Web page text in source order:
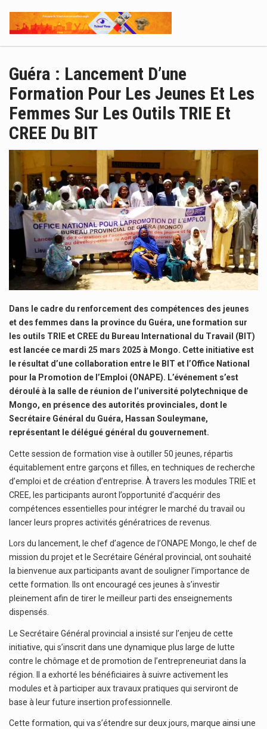
Guéra : Lancement D’une
Formation Pour Les Jeunes Et Les
Femmes Sur Les Outils TRIE Et
CREE Du BIT
Dans le cadre du renforcement des compétences des jeunes
et des femmes dans la province du Guéra, une formation sur
les outils TRIE et CREE du Bureau International du Travail (BIT)
est lancée ce mardi 25 mars 2025 à Mongo. Cette initiative est
le résultat d’une collaboration entre le BIT et l’Office National
pour la Promotion de l’Emploi (ONAPE). L’événement s’est
déroulé à la salle de réunion de l’université polytechnique de
Mongo, en présence des autorités provinciales, dont le
Secrétaire Général du Guéra, Hassan Souleymane,
représentant le délégué général du gouvernement.
Cette session de formation vise à outiller 50 jeunes, répartis
équitablement entre garçons et filles, en techniques de recherche
d’emploi et de création d’entreprise. À travers les modules TRIE et
CREE, les participants auront l’opportunité d’acquérir des
compétences essentielles pour intégrer le marché du travail ou
lancer leurs propres activités génératrices de revenus.
Lors du lancement, le chef d’agence de l’ONAPE Mongo, le chef de
mission du projet et le Secrétaire Général provincial, ont souhaité
la bienvenue aux participants avant de souligner l’importance de
cette formation. Ils ont encouragé ces jeunes à s’investir
pleinement afin de tirer le meilleur parti des enseignements
dispensés.
Le Secrétaire Général provincial a insisté sur l’enjeu de cette
initiative, qui s’inscrit dans une dynamique plus large de lutte
contre le chômage et de promotion de l’entrepreneuriat dans la
région. Il a exhorté les bénéficiaires à suivre activement les
modules et à participer aux travaux pratiques qui serviront de
base à leur future insertion professionnelle.
Cette formation, qui va s’étendre sur deux jours, marque ainsi une